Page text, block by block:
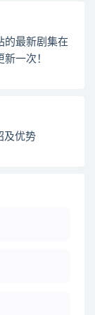
的最新剧集在
一次！
及优势